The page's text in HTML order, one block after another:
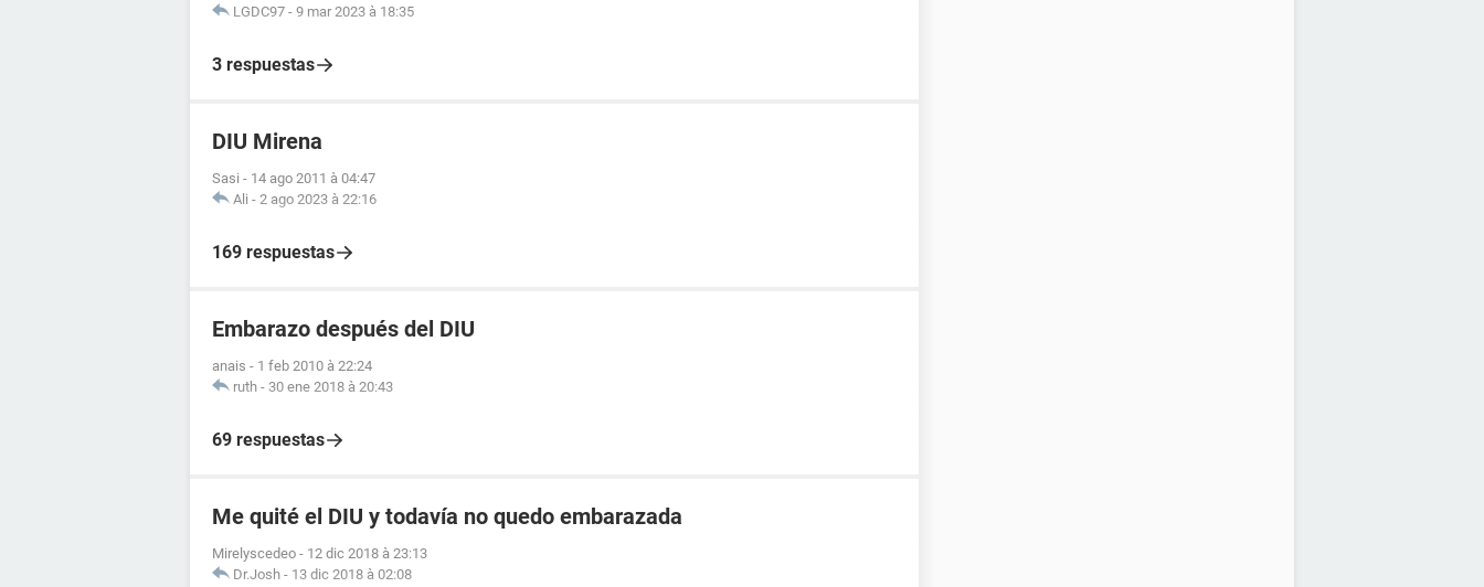
LGDC97 - 9 mar 2023 à 18:35
3 respuestas
DIU Mirena
Sasi - 14 ago 2011 à 04:47
Ali - 2 ago 2023 à 22:16
169 respuestas
Embarazo después del DIU
anais - 1 feb 2010 à 22:24
ruth - 30 ene 2018 à 20:43
69 respuestas
Me quité el DIU y todavía no quedo embarazada
Mirelyscedeo - 12 dic 2018 à 23:13
Dr.Josh - 13 dic 2018 à 02:08